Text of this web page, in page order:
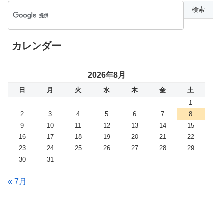
カレンダー
2026年8月
日 月 火 水 木 金
土
1
2
3 4 5 6 7
8
9
10 11 12 13 14
15
16
17 18 19 20 21
22
23
24 25 26 27 28
29
30
31
« 7月